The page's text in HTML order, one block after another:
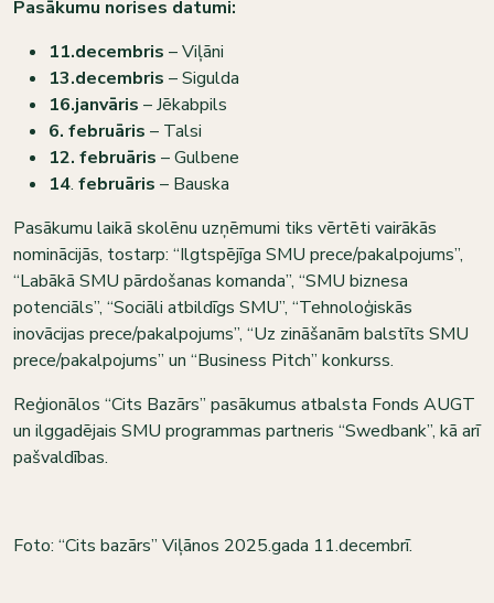
Pasākumu norises datumi:
11.decembris – Viļāni
13.decembris – Sigulda
16.janvāris – Jēkabpils
6. februāris – Talsi
12. februāris – Gulbene
14. februāris – Bauska
Pasākumu laikā skolēnu uzņēmumi tiks vērtēti vairākās
nominācijās, tostarp: “Ilgtspējīga SMU prece/pakalpojums”,
“Labākā SMU pārdošanas komanda”, “SMU biznesa
potenciāls”, “Sociāli atbildīgs SMU”, “Tehnoloģiskās
inovācijas prece/pakalpojums”, “Uz zināšanām balstīts SMU
prece/pakalpojums” un “Business Pitch” konkurss.
Reģionālos “Cits Bazārs” pasākumus atbalsta Fonds AUGT
un ilggadējais SMU programmas partneris “Swedbank”, kā arī
pašvaldības.
Foto: “Cits bazārs” Viļānos 2025.gada 11.decembrī.